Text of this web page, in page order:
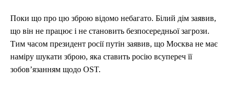
Поки що про цю зброю відомо небагато. Білий дім заявив,
що він не працює і не становить безпосередньої загрози.
Тим часом президент росії путін заявив, що Москва не має
наміру шукати зброю, яка ставить росію всупереч її
зобов’язанням щодо OST.